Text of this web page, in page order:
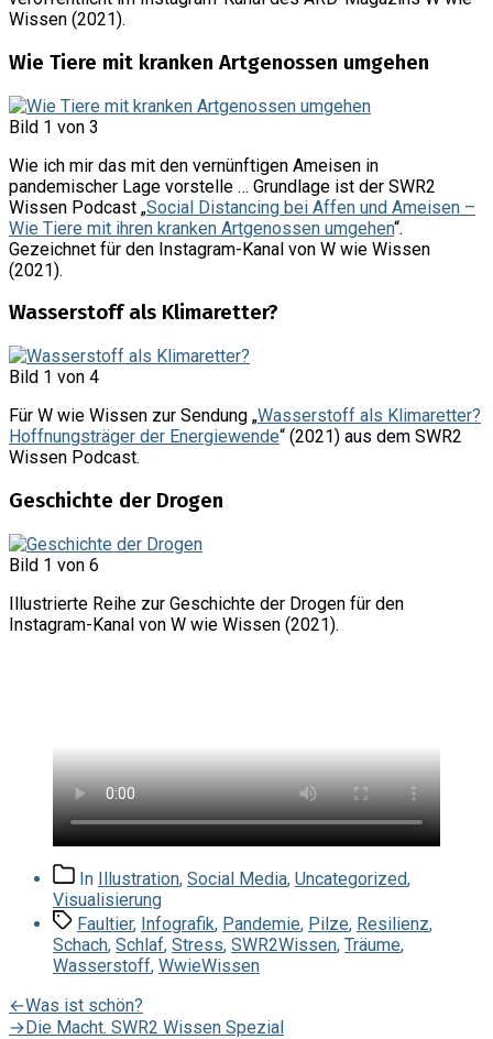
Wissen (2021).
Wie Tiere mit kranken Artgenossen umgehen
Bild 1 von 3
Wie ich mir das mit den vernünftigen Ameisen in
pandemischer Lage vorstelle … Grundlage ist der SWR2
Wissen Podcast „Social Distancing bei Affen und Ameisen –
Wie Tiere mit ihren kranken Artgenossen umgehen“.
Gezeichnet für den Instagram-Kanal von W wie Wissen
(2021).
Wasserstoff als Klimaretter?
Bild 1 von 4
Für W wie Wissen zur Sendung „Wasserstoff als Klimaretter?
Hoffnungsträger der Energiewende“ (2021) aus dem SWR2
Wissen Podcast.
Geschichte der Drogen
Bild 1 von 6
Illustrierte Reihe zur Geschichte der Drogen für den
Instagram-Kanal von W wie Wissen (2021).
Beitragskategorien
In Illustration, Social Media, Uncategorized,
Visualisierung
Schlagwörter
Faultier, Infografik, Pandemie, Pilze, Resilienz,
Schach, Schlaf, Stress, SWR2Wissen, Träume,
Wasserstoff, WwieWissen
Beitragsnavigation
←Vorheriger
Beitrag:
Was ist schön?
→Nächster
Die Macht. SWR2 Wissen Spezial